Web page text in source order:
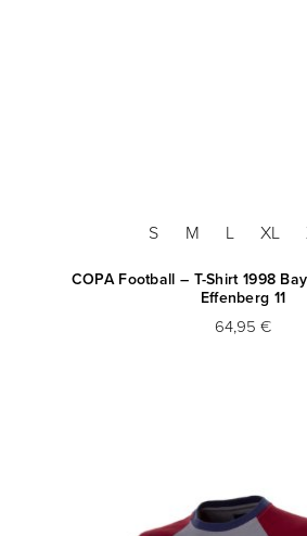
S M L XL
COPA Football – T-Shirt 1998
Effenberg 11
64,95 €